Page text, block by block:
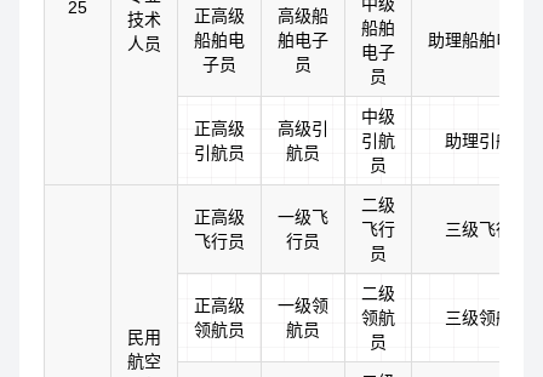
25
技术
人员
正高级
船舶电
子员
高级船
舶电子
员
船舶
电子
员
助理船舶电子
正高级
引航员
高级引
航员
中级
引航
员
助理引航员
民用
航空
正高级
飞行员
一级飞
行员
二级
飞行
员
三级飞行员
正高级
领航员
一级领
航员
二级
领航
员
三级领航员